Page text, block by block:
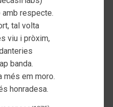
respecte.
tal volta
viu i pròxim,
banda.
més em moro.
honradesa.